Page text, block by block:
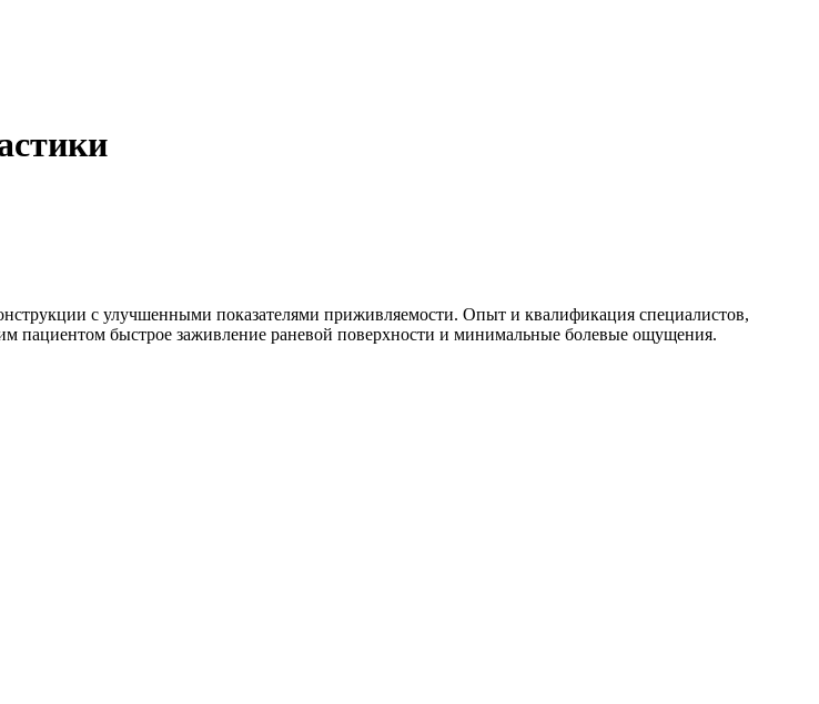
с улучшенными показателями приживляемости. Опыт и квалификация специалистов,
пациентом быстрое заживление раневой поверхности и минимальные болевые ощущения.